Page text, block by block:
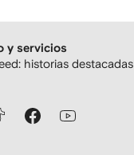
y servicios
historias destacadas